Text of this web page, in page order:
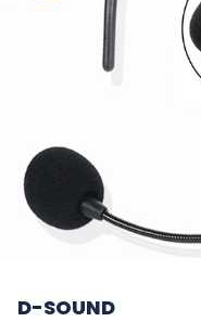
D-SOUND